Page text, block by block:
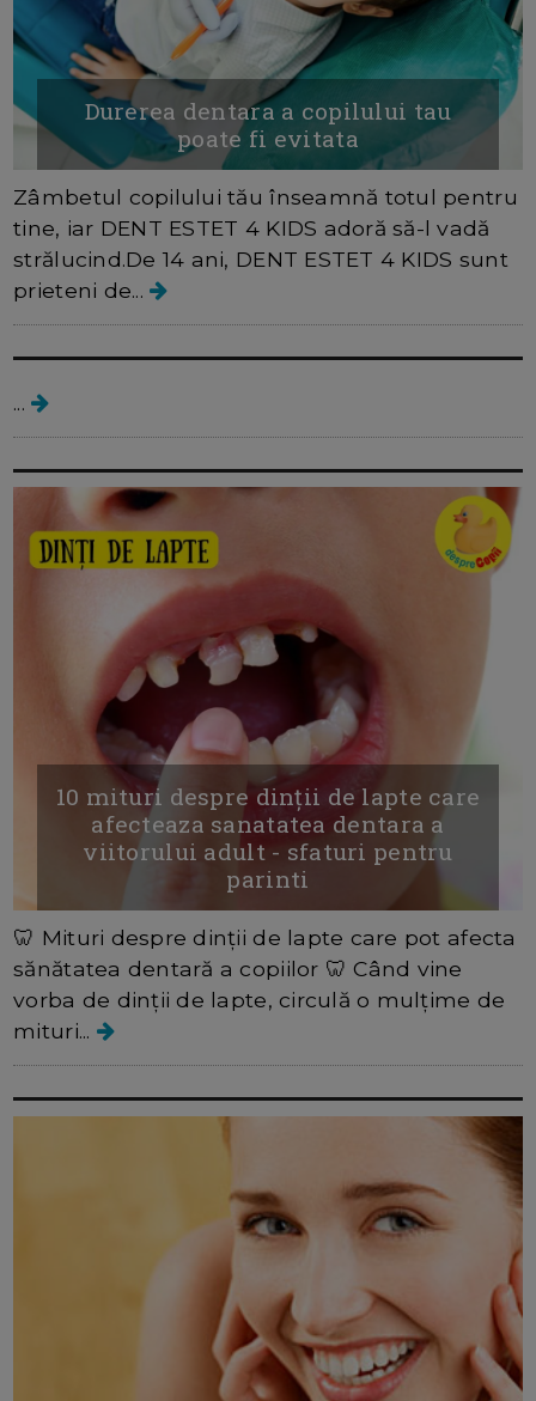
Durerea dentara a copilului tau
poate fi evitata
Zâmbetul copilului tău înseamnă totul pentru
tine, iar DENT ESTET 4 KIDS adoră să-l vadă
strălucind.De 14 ani, DENT ESTET 4 KIDS sunt
prieteni de...
...
10 mituri despre dinții de lapte care
afecteaza sanatatea dentara a
viitorului adult - sfaturi pentru
parinti
🦷 Mituri despre dinții de lapte care pot afecta
sănătatea dentară a copiilor 🦷 Când vine
vorba de dinții de lapte, circulă o mulțime de
mituri...